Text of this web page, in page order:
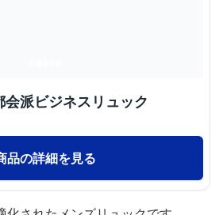
派ビジネスリュック
品の詳細を見る